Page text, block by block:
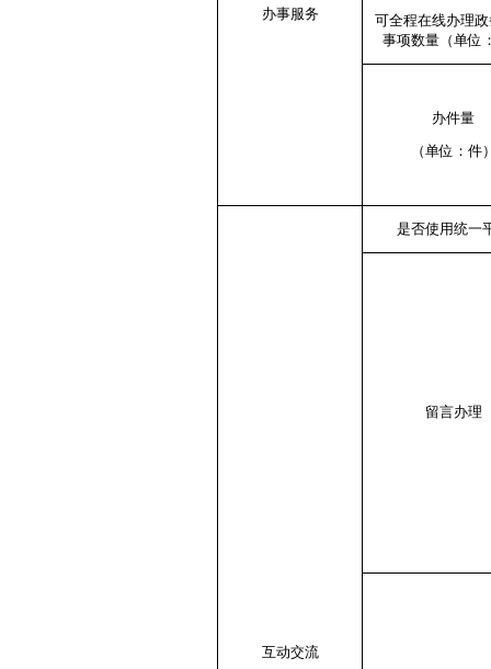
办事服务
可全程在线办理
事项数量（单位
办件量
（单位：件
互动交流
是否使用统一
留言办理